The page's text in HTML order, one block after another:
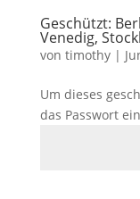
Geschützt:
Venedig,
von timothy|
Um dieses
das Passwort